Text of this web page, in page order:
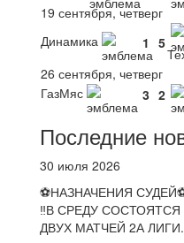
19 сентября, четверг
Динамика
1 5
26 сентября, четверг
ГазМяс
3 2
Последние
30 июля 2026
⚽НАЗНАЧЕНИЯ
‼В СРЕДУ
ДВУХ МАТЧЕЙ 2А